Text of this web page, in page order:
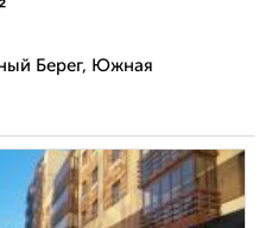
Берег, Южная